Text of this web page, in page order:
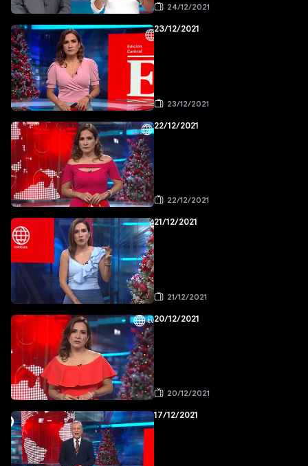
24/12/2021
23/12/2021
23/12/2021
22/12/2021
22/12/2021
21/12/2021
21/12/2021
20/12/2021
20/12/2021
17/12/2021